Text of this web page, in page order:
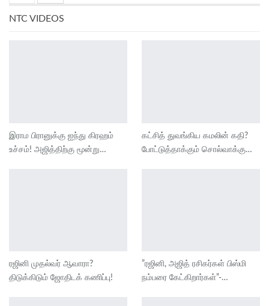
NTC VIDEOS
இராம பிரானுக்கு ஐந்து கிரஹம்
உச்சம்! அஜித்திற்கு மூன்று…
கட்சித் துவங்கிய கமலின் கதி?
போட்டுத்தாக்கும் சொல்வாக்கு…
ரஜினி முதல்வர் ஆவாரா?
திடுக்கிடும் ஜோதிடக் கணிப்பு!
”ரஜினி, அஜித் ரசிகர்கள் பிஸ்மி
நம்பரை கேட்கிறார்கள்”-…